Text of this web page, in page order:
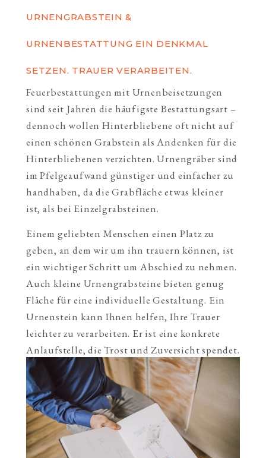
URNENGRABSTEIN &
URNENBESTATTUNG EIN DENKMAL
SETZEN. TRAUER VERARBEITEN.
Feuerbestattungen mit Urnenbeisetzungen
sind seit Jahren die häufigste Bestattungsart –
dennoch wollen Hinterbliebene oft nicht auf
einen schönen Grabstein als Andenken für die
Hinterbliebenen verzichten. Urnengräber sind
im Pfelgeaufwand günstiger und einfacher zu
handhaben, da die Grabfläche etwas kleiner
ist, als bei Einzelgrabsteinen.
Einem geliebten Menschen einen Platz zu
geben, an dem wir um ihn trauern können, ist
ein wichtiger Schritt um Abschied zu nehmen.
Auch kleine Urnengrabsteine bieten genug
Fläche für eine individuelle Gestaltung. Ein
Urnenstein kann Ihnen helfen, Ihre Trauer
leichter zu verarbeiten. Er ist eine konkrete
Anlaufstelle, die Trost und Zuversicht spendet.